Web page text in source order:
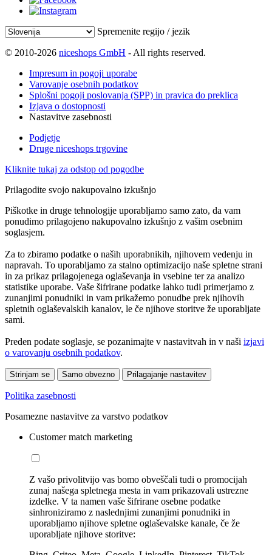
Spremenite regijo / jezik
© 2010-2026 niceshops GmbH - All rights reserved.
Impresum in pogoji uporabe
Varovanje osebnih podatkov
Splošni pogoji poslovanja (SPP) in pravica do preklica
Izjava o dostopnosti
Nastavitve zasebnosti
Podjetje
Druge niceshops trgovine
Kliknite tukaj za odstop od pogodbe
Prilagodite svojo nakupovalno izkušnjo
Piškotke in druge tehnologije uporabljamo samo zato, da vam
ponudimo prilagojeno nakupovalno izkušnjo z vašim osebnim
soglasjem.
Za to zbiramo podatke o naših uporabnikih, njihovem vedenju in
napravah. To uporabljamo za stalno optimizacijo naše spletne strani
in za prikaz prilagojenega oglaševanja in vsebine ter za analizo
statistike uporabe. Vaše šifrirane podatke lahko tudi primerjamo z
zunanjimi ponudniki in vam prikažemo ponudbe prek njihovih
spletnih oglaševalskih kanalov, le če njihove storitve že uporabljate
sami.
Preden podate soglasje, se pozanimajte v nastavitvah in v naši izjavi
o varovanju osebnih podatkov.
Strinjam se Samo obvezno Prilagajanje nastavitev
Politika zasebnosti
Posamezne nastavitve za varstvo podatkov
Customer match marketing
Z vašo privolitvijo vas bomo obveščali tudi o promocijah
zunaj našega spletnega mesta in vam prikazovali ustrezne
izdelke. V ta namen vaše šifrirane osebne podatke
sinhroniziramo z naslednjimi zunanjimi ponudniki in
uporabljamo njihove spletne oglaševalske kanale, če že
uporabljate njihove storitve: